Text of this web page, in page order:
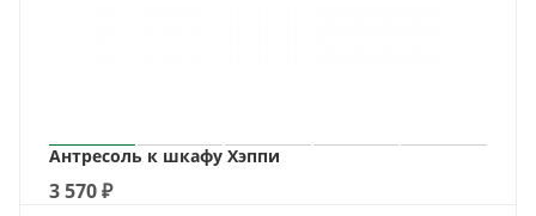
Антресоль к шкафу Хэппи
3 570₽